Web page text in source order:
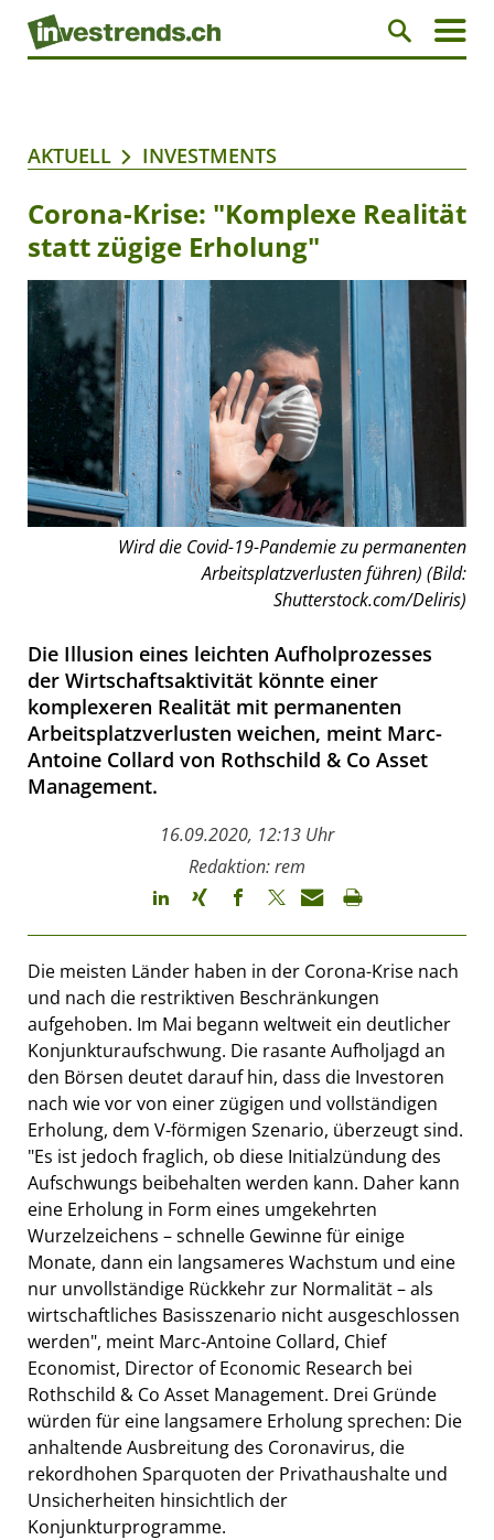
AKTUELL INVESTMENTS
Corona-Krise: "Komplexe Realität
statt zügige Erholung"
Wird die Covid-19-Pandemie zu permanenten
Arbeitsplatzverlusten führen) (Bild:
Shutterstock.com/Deliris)
Die Illusion eines leichten Aufholprozesses
der Wirtschaftsaktivität könnte einer
komplexeren Realität mit permanenten
Arbeitsplatzverlusten weichen, meint Marc-
Antoine Collard von Rothschild & Co Asset
Management.
16.09.2020, 12:13 Uhr
Redaktion: rem
Die meisten Länder haben in der Corona-Krise nach
und nach die restriktiven Beschränkungen
aufgehoben. Im Mai begann weltweit ein deutlicher
Konjunkturaufschwung. Die rasante Aufholjagd an
den Börsen deutet darauf hin, dass die Investoren
nach wie vor von einer zügigen und vollständigen
Erholung, dem V-förmigen Szenario, überzeugt sind.
"Es ist jedoch fraglich, ob diese Initialzündung des
Aufschwungs beibehalten werden kann. Daher kann
eine Erholung in Form eines umgekehrten
Wurzelzeichens – schnelle Gewinne für einige
Monate, dann ein langsameres Wachstum und eine
nur unvollständige Rückkehr zur Normalität – als
wirtschaftliches Basisszenario nicht ausgeschlossen
werden", meint Marc-Antoine Collard, Chief
Economist, Director of Economic Research bei
Rothschild & Co Asset Management. Drei Gründe
würden für eine langsamere Erholung sprechen: Die
anhaltende Ausbreitung des Coronavirus, die
rekordhohen Sparquoten der Privathaushalte und
Unsicherheiten hinsichtlich der
Konjunkturprogramme.